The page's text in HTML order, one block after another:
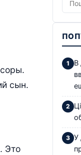
сын.
Это
В
У